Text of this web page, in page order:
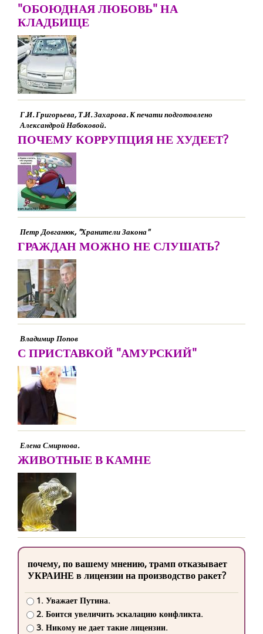
"ОБОЮДНАЯ ЛЮБОВЬ" НА
КЛАДБИЩЕ
Г.И. Григорьева, Т.И. Захарова. К печати подготовлено
Александрой Набоковой.
ПОЧЕМУ КОРРУПЦИЯ НЕ ХУДЕЕТ?
Петр Довганюк, "Хранители Закона"
ГРАЖДАН МОЖНО НЕ СЛУШАТЬ?
Владимир Попов
С ПРИСТАВКОЙ "АМУРСКИЙ"
Елена Смирнова.
ЖИВОТНЫЕ В КАМНЕ
почему, по вашему мнению, трамп отказывает
УКРАИНЕ в лицензии на производство ракет?
1. Уважает Путина.
2. Боится увеличить эскалацию конфликта.
3. Никому не дает такие лицензии.